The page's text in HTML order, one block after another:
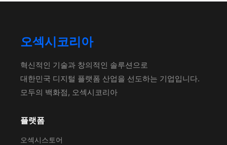
오섹시코리아
혁신적인 기술과 창의적인 솔루션으로
대한민국 디지털 플랫폼 산업을 선도하는 기업입니다.
모두의 백화점, 오섹시코리아
플랫폼
오섹시스토어